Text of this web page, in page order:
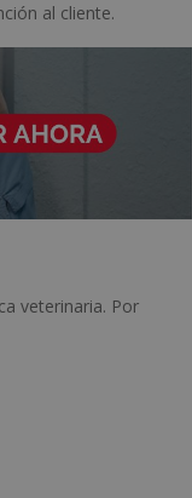
al cliente.
veterinaria. Por